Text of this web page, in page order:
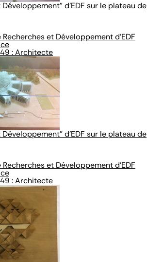
Développement" d'EDF sur le plateau de
et Développement d'EDF
: Architecte
Développement" d'EDF sur le plateau de
et Développement d'EDF
: Architecte